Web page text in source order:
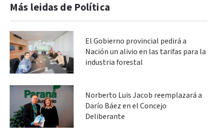
Más leidas de Política
El Gobierno provincial pedirá a
Nación un alivio en las tarifas para la
industria forestal
Norberto Luis Jacob reemplazará a
Darío Báez en el Concejo
Deliberante